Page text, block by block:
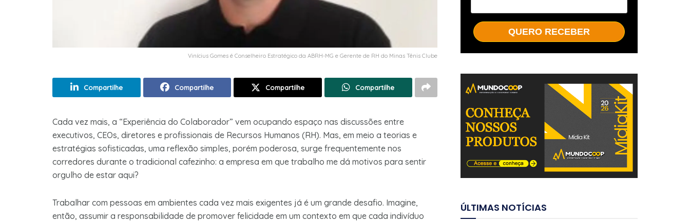
Vinícius Gomes é Conselheiro Estratégico da ABRH-MG e Gerente de RH do Minas Tênis Clube
Compartilhe Compartilhe Compartilhe Compartilhe
Cada vez mais, a “Experiência do Colaborador” vem ocupando espaço nas discussões entre
executivos, CEOs, diretores e profissionais de Recursos Humanos (RH). Mas, em meio a teorias e
estratégias sofisticadas, uma reflexão simples, porém poderosa, surge frequentemente nos
corredores durante o tradicional cafezinho: a empresa em que trabalho me dá motivos para sentir
orgulho de estar aqui?
Trabalhar com pessoas em ambientes cada vez mais exigentes já é um grande desafio. Imagine,
então, assumir a responsabilidade de promover felicidade em um contexto em que cada indivíduo
QUERO RECEBER
ÚLTIMAS NOTÍCIAS